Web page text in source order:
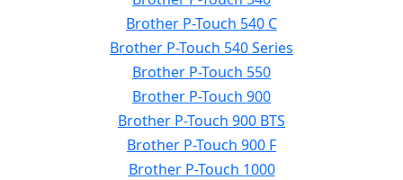
Brother P-Touch 540 C
Brother P-Touch 540 Series
Brother P-Touch 550
Brother P-Touch 900
Brother P-Touch 900 BTS
Brother P-Touch 900 F
Brother P-Touch 1000